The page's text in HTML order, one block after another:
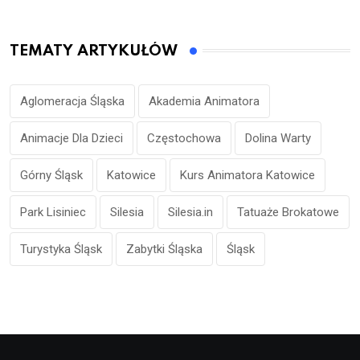
TEMATY ARTYKUŁÓW
Aglomeracja Śląska Akademia Animatora
Animacje Dla Dzieci Częstochowa Dolina Warty
Górny Śląsk Katowice Kurs Animatora Katowice
Park Lisiniec Silesia Silesia.in Tatuaże Brokatowe
Turystyka Śląsk Zabytki Śląska Śląsk